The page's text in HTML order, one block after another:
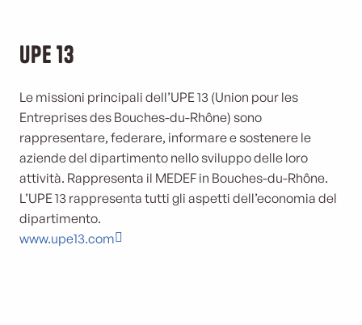
UPE 13
Le missioni principali dell’UPE 13 (Union pour les
Entreprises des Bouches-du-Rhône) sono
rappresentare, federare, informare e sostenere le
aziende del dipartimento nello sviluppo delle loro
attività. Rappresenta il MEDEF in Bouches-du-Rhône.
L’UPE 13 rappresenta tutti gli aspetti dell’economia del
dipartimento.
www.upe13.com